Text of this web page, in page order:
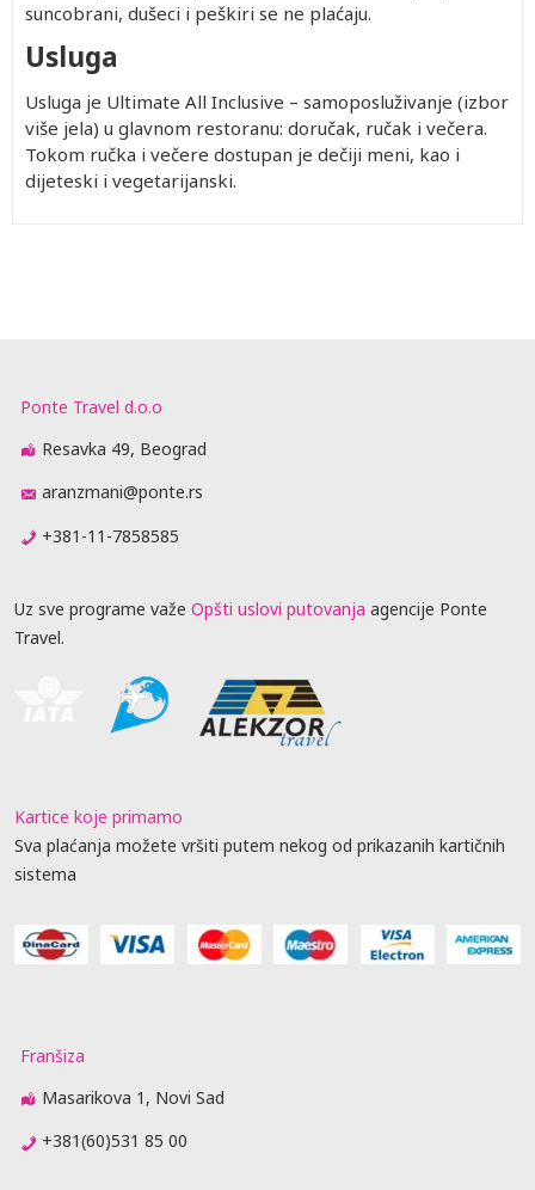
suncobrani, dušeci i peškiri se ne plaćaju.
Usluga
Usluga je Ultimate All Inclusive – samoposluživanje (izbor
više jela) u glavnom restoranu: doručak, ručak i večera.
Tokom ručka i večere dostupan je dečiji meni, kao i
dijeteski i vegetarijanski.
Ponte Travel d.o.o
Resavka 49, Beograd
aranzmani@ponte.rs
+381-11-7858585
Uz sve programe važe Opšti uslovi putovanja agencije Ponte
Travel.
Kartice koje primamo
Sva plaćanja možete vršiti putem nekog od prikazanih kartičnih
sistema
Franšiza
Masarikova 1, Novi Sad
+381(60)531 85 00